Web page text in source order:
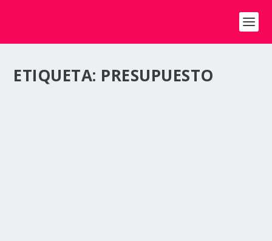
ETIQUETA: PRESUPUESTO